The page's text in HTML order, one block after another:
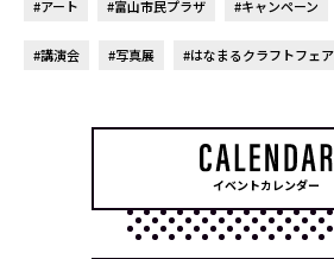
#アート #富山市民プラザ #キャンペーン
#講演会 #写真展 #はなまるクラフトフェア
イベントカレンダー